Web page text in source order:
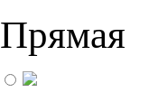
Прямая